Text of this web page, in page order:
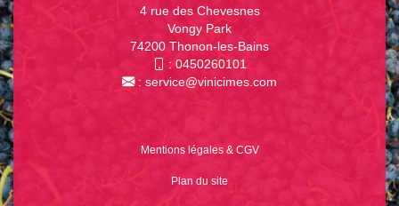
4 rue des Chevesnes
Vongy Park
74200 Thonon-les-Bains
: 0450260101
: service@vinicimes.com
Mentions légales & CGV
Plan du site